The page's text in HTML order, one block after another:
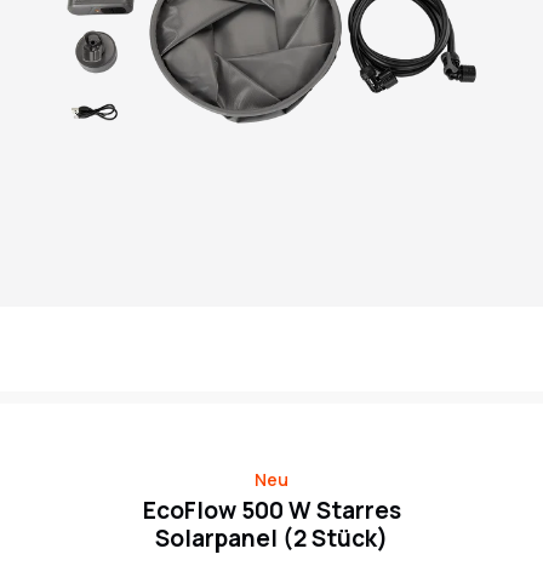
Neu
EcoFlow 500 W Starres
Solarpanel (2 Stück)